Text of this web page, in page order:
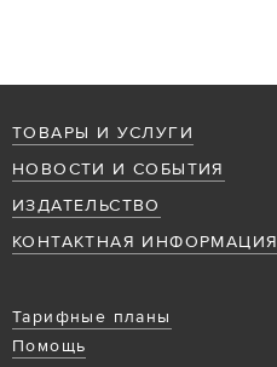
ТОВАРЫ И УСЛУГИ
НОВОСТИ И СОБЫТИЯ
ИЗДАТЕЛЬСТВО
КОНТАКТНАЯ ИНФОРМАЦИЯ
Тарифные планы
Помощь